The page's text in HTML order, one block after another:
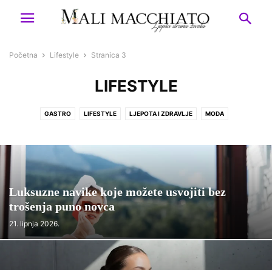
Početna Lifestyle Stranica 3
LIFESTYLE
GASTRO LIFESTYLE LJEPOTA I ZDRAVLJE MODA
Luksuzne navike koje možete usvojiti bez
trošenja puno novca
21. lipnja 2026.